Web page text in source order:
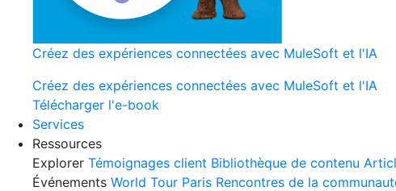
Créez des expériences connectées avec MuleSoft et l'IA
Créez des expériences connectées avec MuleSoft et l'IA
Télécharger l'e-book
Services
Ressources
Explorer Témoignages client Bibliothèque de contenu
Événements World Tour Paris Rencontres de la